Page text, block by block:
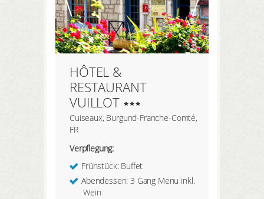
HÔTEL &
RESTAURANT
VUILLOT
Cuiseaux, Burgund-Franche-Comté,
FR
Verpflegung:
Frühstück: Buffet
Abendessen: 3 Gang Menu inkl.
Wein